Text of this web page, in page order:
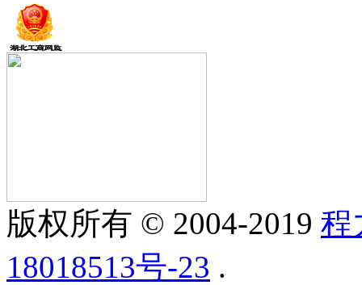
版权所有 © 2004-2019 程
18018513号-23 .